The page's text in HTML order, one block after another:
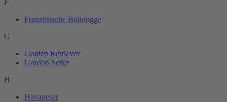
F
Französische Bulldogge
G
Golden Retriever
Gordon Setter
H
Havaneser